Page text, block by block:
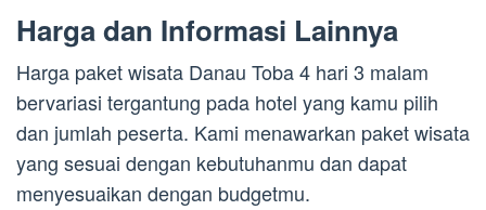
Harga dan Informasi Lainnya
Harga paket wisata Danau Toba 4 hari 3 malam
bervariasi tergantung pada hotel yang kamu pilih
dan jumlah peserta. Kami menawarkan paket wisata
yang sesuai dengan kebutuhanmu dan dapat
menyesuaikan dengan budgetmu.